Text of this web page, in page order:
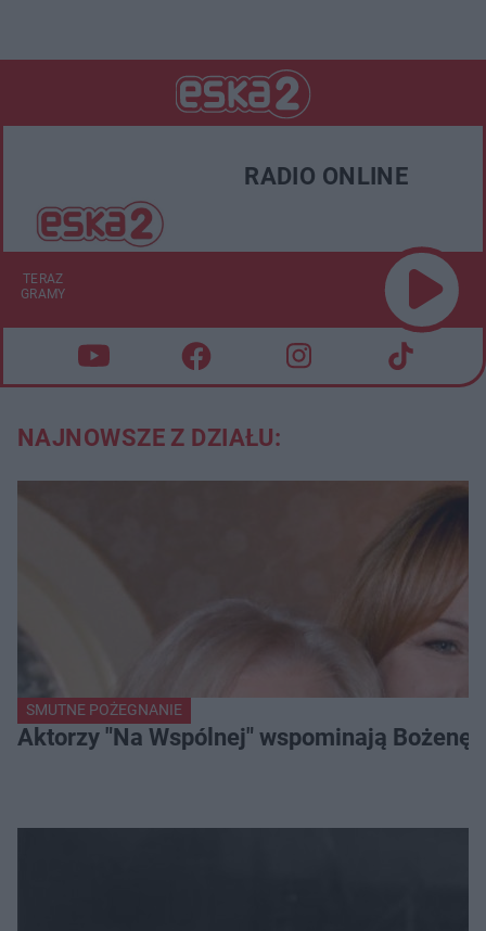
RADIO ONLINE
TERAZ
GRAMY
NAJNOWSZE Z DZIAŁU:
SMUTNE POŻEGNANIE
Aktorzy "Na Wspólnej" wspominają Bożenę